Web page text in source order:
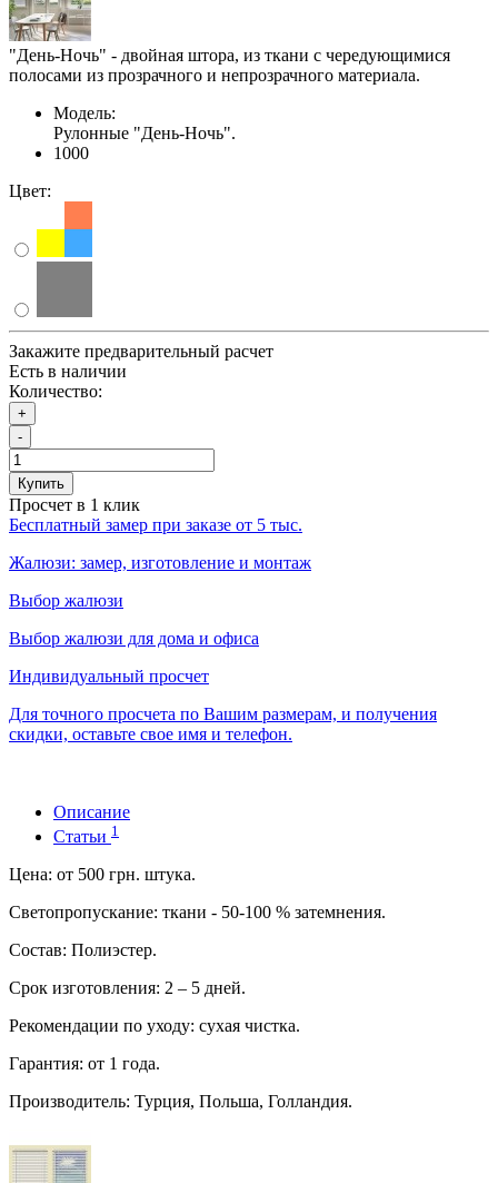
"День-Ночь" - двойная штора, из ткани с чередующимися
полосами из прозрачного и непрозрачного материала.
Модель:
Рулонные "День-Ночь".
1000
Цвет:
Закажите предварительный расчет
Есть в наличии
Количество:
+
-
Купить
Просчет в 1 клик
Бесплатный замер при заказе от 5 тыс.
Жалюзи: замер, изготовление и монтаж
Выбор жалюзи
Выбор жалюзи для дома и офиса
Индивидуальный просчет
Для точного просчета по Вашим размерам, и получения
скидки, оставьте свое имя и телефон.
Описание
Статьи 1
Цена: от 500 грн. штука.
Светопропускание: ткани - 50-100 % затемнения.
Состав: Полиэстер.
Срок изготовления: 2 – 5 дней.
Рекомендации по уходу: сухая чистка.
Гарантия: от 1 года.
Производитель: Турция, Польша, Голландия.